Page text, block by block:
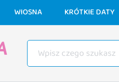
WIOSNA KRÓTKIE DATY